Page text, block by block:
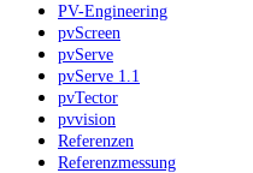
PV-Engineering
pvScreen
pvServe
pvServe 1.1
pvTector
pvvision
Referenzen
Referenzmessung